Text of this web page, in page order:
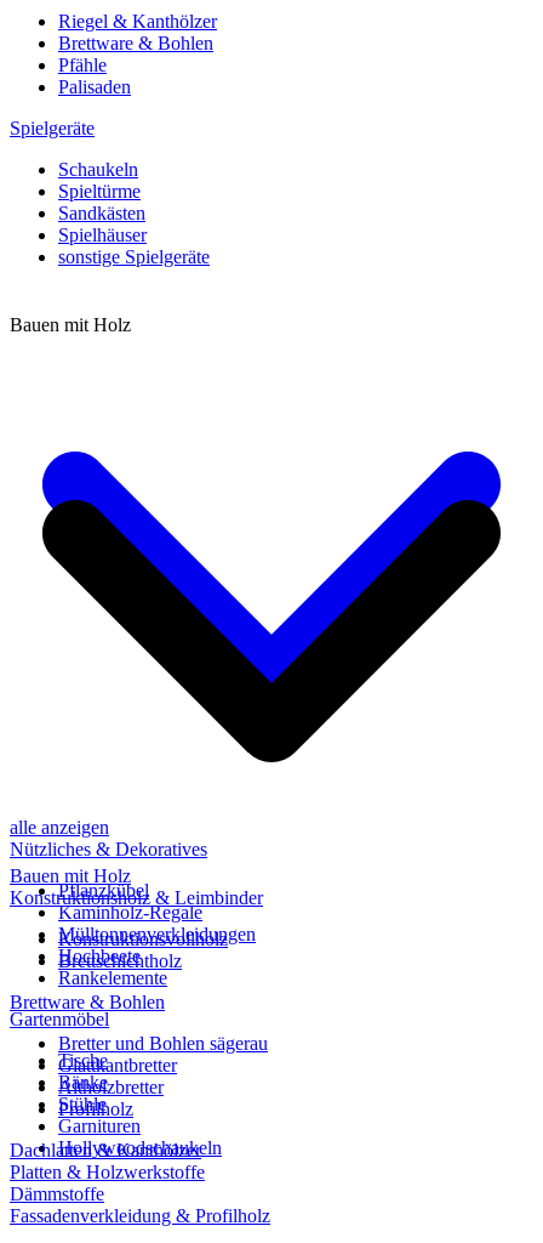
Riegel & Kanthölzer
Brettware & Bohlen
Pfähle
Palisaden
Spielgeräte
Schaukeln
Spieltürme
Sandkästen
Spielhäuser
sonstige Spielgeräte
alle anzeigen
Nützliches & Dekoratives
Pflanzkübel
Kaminholz-Regale
Mülltonnenverkleidungen
Hochbeete
Rankelemente
Gartenmöbel
Tische
Bänke
Stühle
Garnituren
Hollywoodschaukeln
Bauen mit Holz
Bauen mit Holz
Konstruktionsholz & Leimbinder
Konstruktionsvollholz
Brettschichtholz
Brettware & Bohlen
Bretter und Bohlen sägerau
Glattkantbretter
Altholzbretter
Profilholz
Dachlatten & Kanthölzer
Platten & Holzwerkstoffe
Dämmstoffe
Fassadenverkleidung & Profilholz